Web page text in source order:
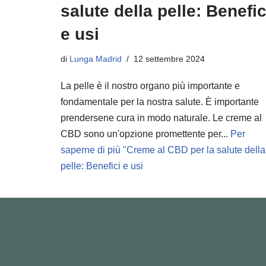
salute della pelle:
e usi
di Lunga Madrid 12 settembre 2024
La pelle è il nostro organo più importante e
fondamentale per la nostra salute. È importante
prendersene cura in modo naturale. Le creme al
CBD sono un'opzione promettente per... Per
saperne di più "Creme al CBD per la salute della
pelle: Benefici e usi